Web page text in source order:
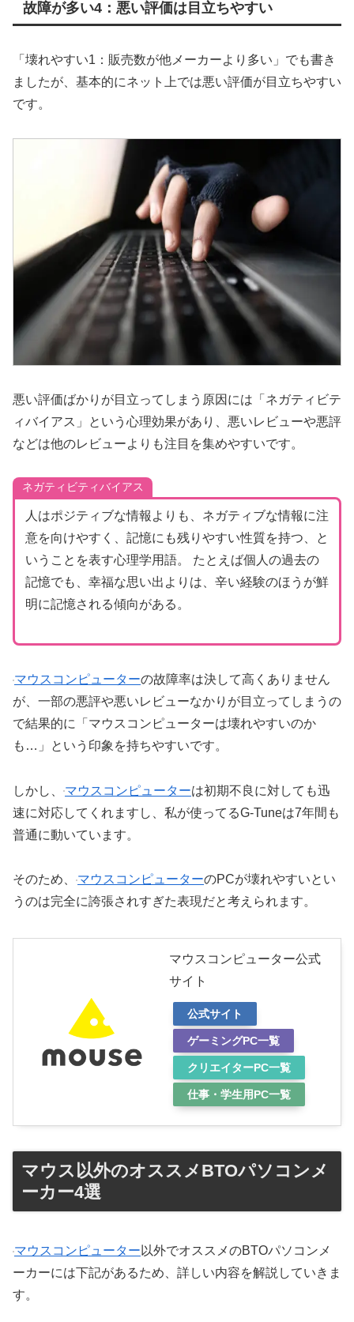
故障が多い4：悪い評価は目立ちやすい
「壊れやすい1：販売数が他メーカーより多い」でも書き
ましたが、基本的にネット上では悪い評価が目立ちやすい
です。
悪い評価ばかりが目立ってしまう原因には「ネガティビテ
ィバイアス」という心理効果があり、悪いレビューや悪評
などは他のレビューよりも注目を集めやすいです。
ネガティビティバイアス
人はポジティブな情報よりも、ネガティブな情報に注
意を向けやすく、記憶にも残りやすい性質を持つ、と
いうことを表す心理学用語。 たとえば個人の過去の
記憶でも、幸福な思い出よりは、辛い経験のほうが鮮
明に記憶される傾向がある。
マウスコンピューターの故障率は決して高くありません
が、一部の悪評や悪いレビューなかりが目立ってしまうの
で結果的に「マウスコンピューターは壊れやすいのか
も…」という印象を持ちやすいです。
しかし、 マウスコンピューターは初期不良に対しても迅
速に対応してくれますし、私が使ってるG-Tuneは7年間も
普通に動いています。
そのため、 マウスコンピューターのPCが壊れやすいとい
うのは完全に誇張されすぎた表現だと考えられます。
マウスコンピューター公式
サイト
公式サイト
ゲーミングPC一覧
クリエイターPC一覧
仕事・学生用PC一覧
マウス以外のオススメBTOパソコンメ
ーカー4選
マウスコンピューター 以外でオススメのBTOパソコンメ
ーカーには下記があるため、詳しい内容を解説していきま
す。